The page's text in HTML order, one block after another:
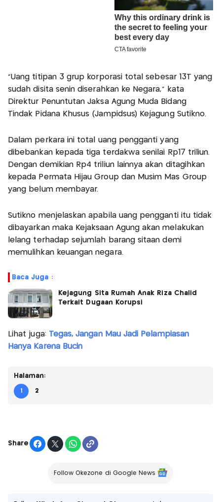
"Uang titipan 3 grup korporasi total sebesar 13T yang
sudah disita senin diserahkan ke Negara," kata
Direktur Penuntutan Jaksa Agung Muda Bidang
Tindak Pidana Khusus (Jampidsus) Kejagung Sutikno.
Dalam perkara ini total uang pengganti yang
dibebankan kepada tiga terdakwa senilai Rp17 triliun.
Dengan demikian Rp4 triliun lainnya akan ditagihkan
kepada Permata Hijau Group dan Musim Mas Group
yang belum membayar.
Sutikno menjelaskan apabila uang pengganti itu tidak
dibayarkan maka Kejaksaan Agung akan melakukan
lelang terhadap sejumlah barang sitaan demi
memulihkan keuangan negara.
Baca Juga :
Kejagung Sita Rumah Anak Riza Chalid
Terkait Dugaan Korupsi
Lihat juga: Tegas, Jangan Mau Jadi Pelampiasan
Hanya Karena Bucin
Halaman:
1 2
Share
Follow Okezone di Google News